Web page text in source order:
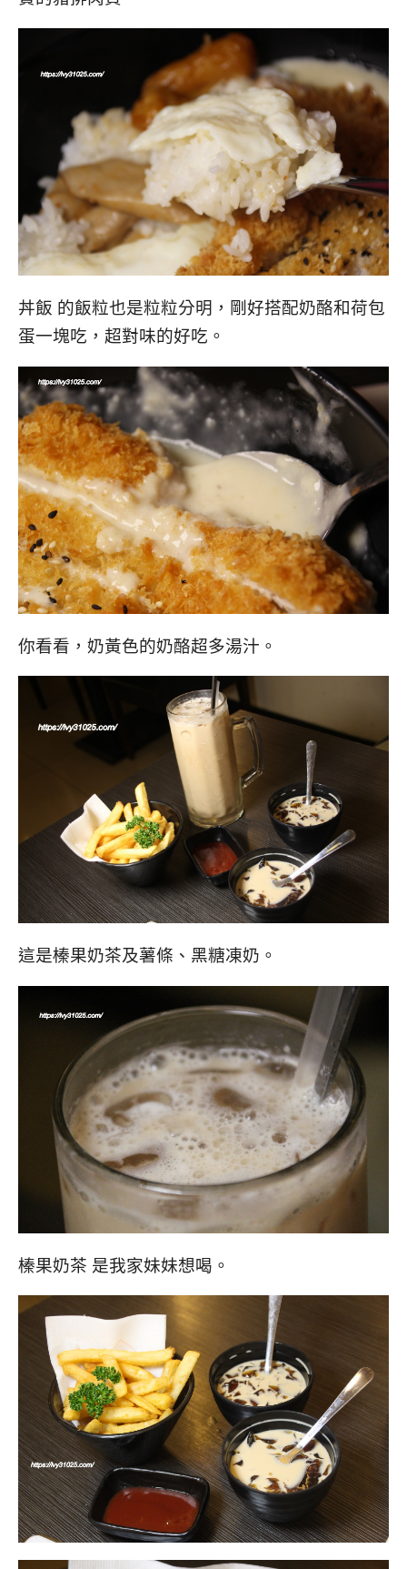
丼飯 的飯粒也是粒粒分明，剛好搭配奶酪和荷包
蛋一塊吃，超對味的好吃。
你看看，奶黃色的奶酪超多湯汁。
這是榛果奶茶及薯條、黑糖凍奶。
榛果奶茶 是我家妹妹想喝。